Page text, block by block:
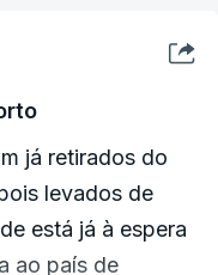
já retirados do
levados de
está já à espera
ao país de